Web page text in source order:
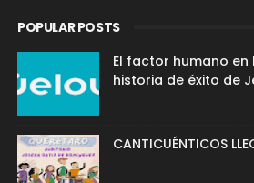
POPULAR POSTS
El factor humano
historia de éxito de
CANTICUÉNTICOS